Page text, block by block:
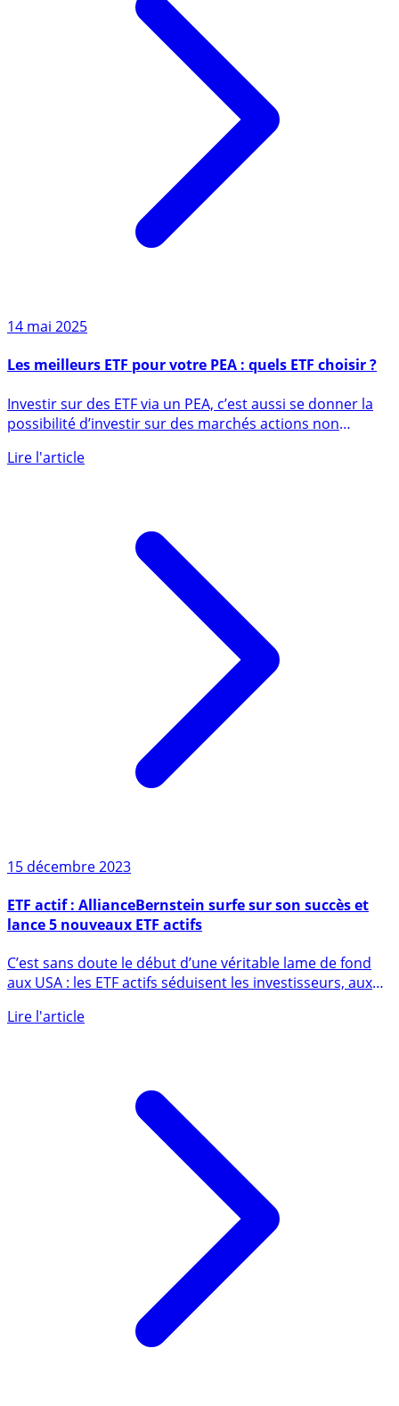
14 mai 2025
Les meilleurs ETF pour votre PEA : quels ETF choisir ?
Investir sur des ETF via un PEA, c’est aussi se donner la
possibilité d’investir sur des marchés actions non
15 décembre 2023
lance 5 nouveaux ETF actifs
aux USA : les ETF actifs séduisent les investisseurs, aux